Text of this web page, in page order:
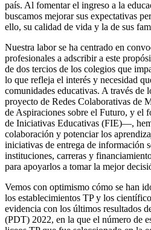
país. Al fomentar el ingreso a la
buscamos mejorar sus expectativas
ello, su calidad de vida y la de sus
Nuestra labor se ha centrado en
profesionales a adscribir a este
de dos tercios de los colegios que
lo que refleja el interés y necesidad
comunidades educativas. A través
proyecto de Redes Colaborativas de
de Aspiraciones sobre el Futuro, y el
de Iniciativas Educativas (FIE)—,
colaboración y potenciar los
iniciativas de entrega de información
instituciones, carreras y
para apoyarlos a tomar la mejor
Vemos con optimismo cómo se han
los establecimientos TP y los
evidencia con los últimos resultados
(PDT) 2022, en la que el número de